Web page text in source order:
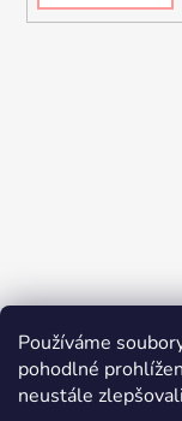
Používáme
pohodlné
neustále